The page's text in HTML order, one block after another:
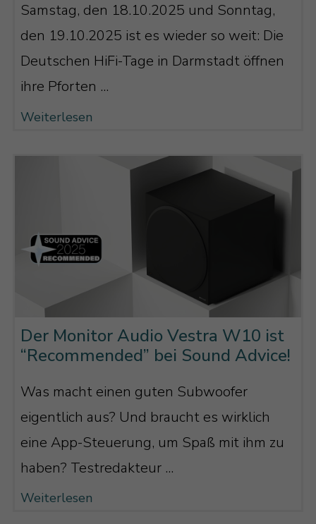
Samstag, den 18.10.2025 und Sonntag,
den 19.10.2025 ist es wieder so weit: Die
Deutschen HiFi-Tage in Darmstadt öffnen
ihre Pforten ...
Weiterlesen
Der Monitor Audio Vestra W10 ist
“Recommended” bei Sound Advice!
Was macht einen guten Subwoofer
eigentlich aus? Und braucht es wirklich
eine App-Steuerung, um Spaß mit ihm zu
haben? Testredakteur ...
Weiterlesen